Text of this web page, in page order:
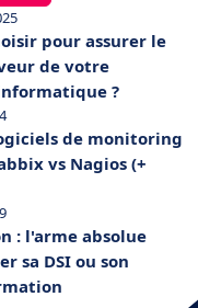
pour assurer le
de votre
?
de monitoring
vs Nagios (+
: l'arme absolue
sa DSI ou son